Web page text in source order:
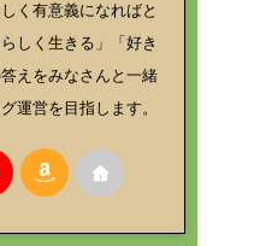
く有意義になればと
しく生きる」「好き
えをみなさんと一緒
運営を目指します。